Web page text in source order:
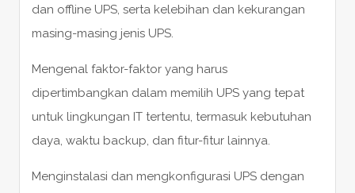
dan offline UPS, serta kelebihan dan kekurangan
masing-masing jenis UPS.
Mengenal faktor-faktor yang harus
dipertimbangkan dalam memilih UPS yang tepat
untuk lingkungan IT tertentu, termasuk kebutuhan
daya, waktu backup, dan fitur-fitur lainnya.
Menginstalasi dan mengkonfigurasi UPS dengan